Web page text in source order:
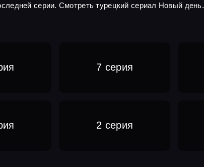
серии. Смотреть турецкий сериал Новый день.
7 серия
2 серия